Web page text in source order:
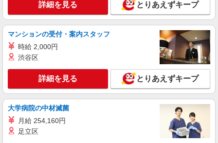
詳細を見る とりあえずキープ
マンションの受付・案内スタッフ
時給 2,000円
渋谷区
詳細を見る とりあえずキープ
大学病院の中材滅菌
月給 254,160円
足立区